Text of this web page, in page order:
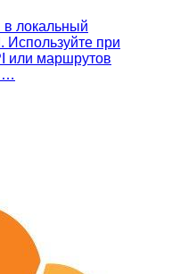
в локальный
Используйте при
или маршрутов